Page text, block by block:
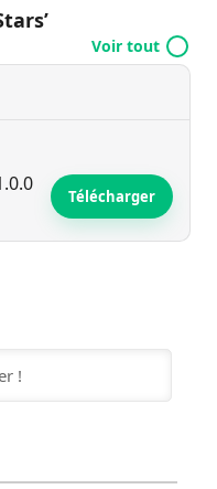
Voir tout
Télécharger